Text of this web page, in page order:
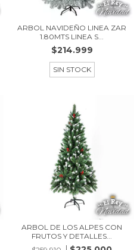
ARBOL NAVIDEÑO LINEA ZAR
1.80MTS LINEA S...
$214.999
SIN STOCK
ARBOL DE LOS ALPES CON
FRUTOS Y DETALLES...